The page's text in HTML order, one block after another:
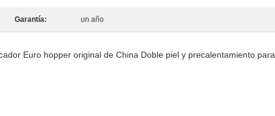
Garantía: un año
Euro hopper original de China Doble piel y precalentamiento para